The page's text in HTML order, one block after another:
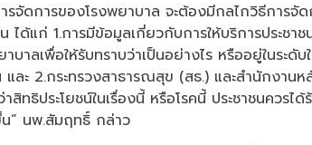
จัดการของโรงพยาบาล จะต้องมีกลไกวิธีการจัด
ด้แก่ 1.การมีข้อมูลเกี่ยวกับการให้บริการประชา
าลเพื่อให้รับทราบว่าเป็นอย่างไร หรืออยู่ในระดั
ละ 2.กระทรวงสาธารณสุข (สธ.) และสำนักงาน
ธิประโยชน์ในเรื่องนี้ หรือโรคนี้ ประชาชนควรได้
น” นพ.สัมฤทธิ์ กล่าว